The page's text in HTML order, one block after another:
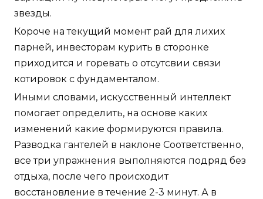
звезды.
Короче на текущий момент рай для лихих
парней, инвесторам курить в сторонке
приходится и горевать о отсутсвии связи
котировок с фундаменталом.
Иными словами, искусственный интеллект
помогает определить, на основе каких
изменений какие формируются правила.
Разводка гантелей в наклоне Соответственно,
все три упражнения выполняются подряд без
отдыха, после чего происходит
восстановление в течение 2-3 минут. А в